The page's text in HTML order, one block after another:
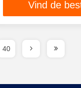
Vind de
40